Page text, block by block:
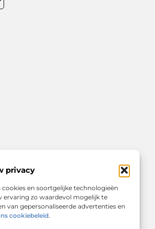
privacy
en soortgelijke technologieën
zo waardevol mogelijk te
van gepersonaliseerde advertenties en
cookiebeleid.